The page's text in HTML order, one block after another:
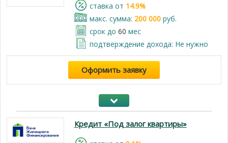
cтавка от 14.9%
макс. сумма: 200 000руб.
срок до 60 мес
подтверждение дохода: Не нужно
Оформить заявку
Кредит «Под залог квартиры»